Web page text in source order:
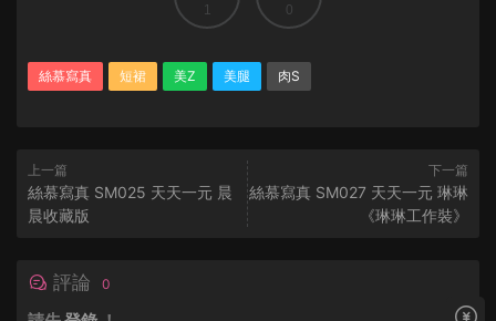
1 0
絲慕寫真 短裙 美Z 美腿 肉S
上一篇
絲慕寫真 SM025 天天一元 晨
晨收藏版
下一篇
絲慕寫真 SM027 天天一元 琳琳
《琳琳工作裝》
評論 0